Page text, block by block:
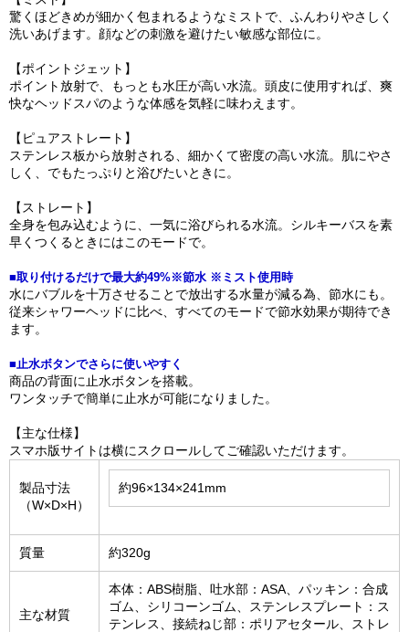
驚くほどきめが細かく包まれるようなミストで、ふんわりやさしく
洗いあげます。顔などの刺激を避けたい敏感な部位に。
【ポイントジェット】
ポイント放射で、もっとも水圧が高い水流。頭皮に使用すれば、爽
快なヘッドスパのような体感を気軽に味わえます。
【ピュアストレート】
ステンレス板から放射される、細かくて密度の高い水流。肌にやさ
しく、でもたっぷりと浴びたいときに。
【ストレート】
全身を包み込むように、一気に浴びられる水流。シルキーバスを素
早くつくるときにはこのモードで。
■取り付けるだけで最大約49%※節水 ※ミスト使用時
水にバブルを十万させることで放出する水量が減る為、節水にも。
従来シャワーヘッドに比べ、すべてのモードで節水効果が期待でき
ます。
■止水ボタンでさらに使いやすく
商品の背面に止水ボタンを搭載。
ワンタッチで簡単に止水が可能になりました。
【主な仕様】
スマホ版サイトは横にスクロールしてご確認いただけます。
製品寸法
（W×D×H）
約96×134×241mm
質量 約320g
主な材質
本体：ABS樹脂、吐水部：ASA、パッキン：合成
ゴム、シリコーンゴム、ステンレスプレート：ス
テンレス、接続ねじ部：ポリアセタール、ストレ